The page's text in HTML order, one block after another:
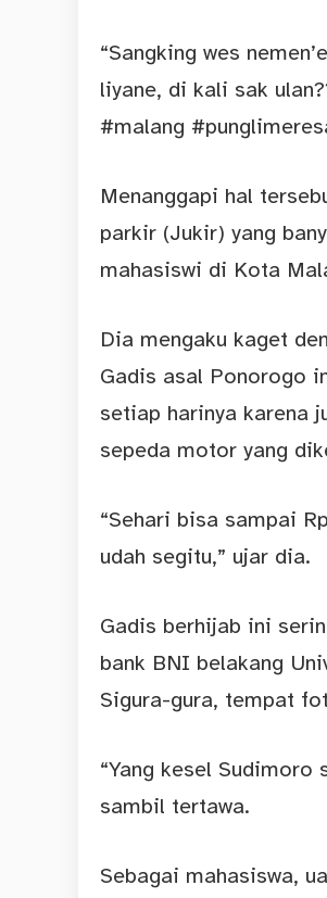
“Sangking wes
liyane, di kali sak
#malang
Menanggapi hal
parkir (Jukir) yang
mahasiswi di Kota
Dia mengaku kaget
Gadis asal Ponorogo
setiap harinya karena
sepeda motor yang
“Sehari bisa sampai
udah segitu,” ujar dia.
Gadis berhijab ini
bank BNI belakang
Sigura-gura, tempat
“Yang kesel
sambil tertawa.
Sebagai mahasiswa,